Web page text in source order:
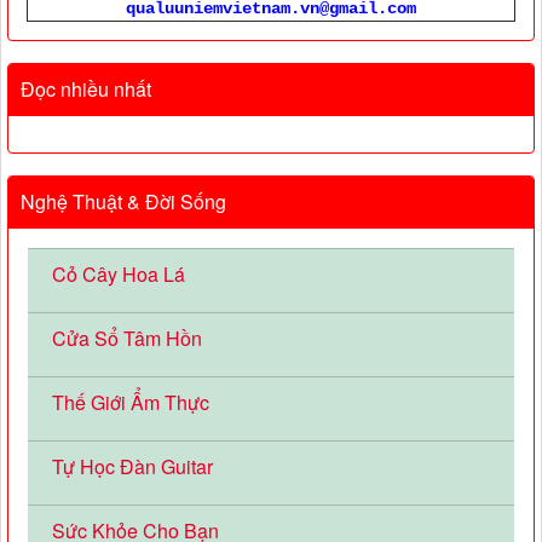
qualuuniemvietnam.vn@gmail.com
Đọc nhiều nhất
Nghệ Thuật & Đời Sống
Cỏ Cây Hoa Lá
Cửa Sổ Tâm Hồn
Thế Giới Ẩm Thực
Tự Học Đàn Guitar
Sức Khỏe Cho Bạn